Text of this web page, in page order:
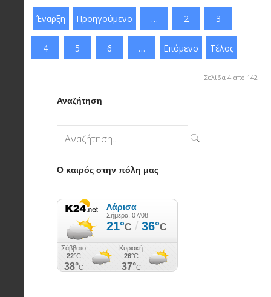
Έναρξη Προηγούμενο … 2 3
4 5 6 … Επόμενο Τέλος
Σελίδα 4 από 142
Αναζήτηση
Ο καιρός στην πόλη μας